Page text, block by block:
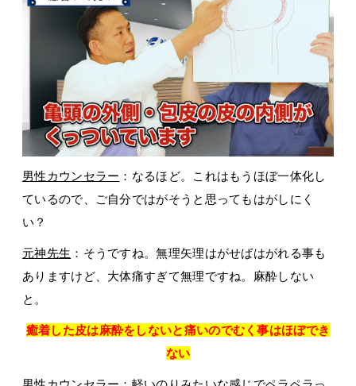
男性カウンセラー ：なるほど。これはもうほぼ一体化し
ているので、ご自分ではがそうと思ってもはがしにく
い？
元神先生 ：そうですね。無理矢理はがせばはがれる事も
ありますけど、大体痛すぎて無理ですね。麻酔しない
と。
癒着した皮は麻酔をしないと痛いのでむく事はほぼでき
ない